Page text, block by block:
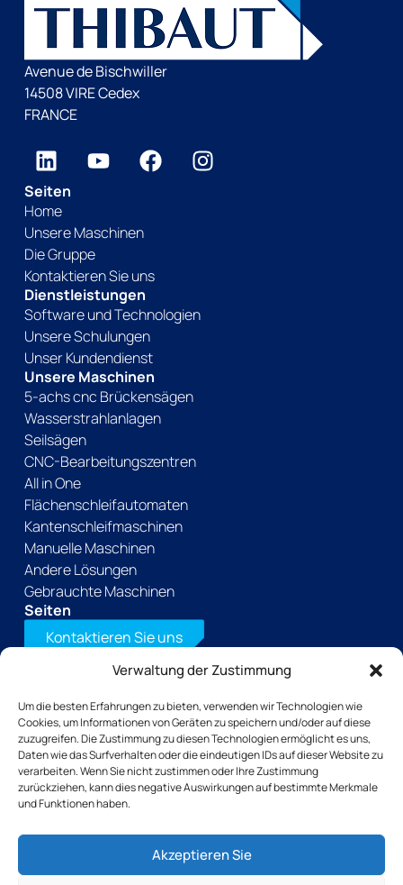
Verwaltung der Zustimmung
Um die besten Erfahrungen zu bieten, verwenden wir Technologien wie
Cookies, um Informationen von Geräten zu speichern und/oder auf diese
zuzugreifen. Die Zustimmung zu diesen Technologien ermöglicht es uns,
Daten wie das Surfverhalten oder die eindeutigen IDs auf dieser Website zu
verarbeiten. Wenn Sie nicht zustimmen oder Ihre Zustimmung
zurückziehen, kann dies negative Auswirkungen auf bestimmte Merkmale
und Funktionen haben.
Akzeptieren Sie
Avenue de Bischwiller
14508 VIRE Cedex
FRANCE
Seiten
Home
Unsere Maschinen
Die Gruppe
Kontaktieren Sie uns
Dienstleistungen
Software und Technologien
Unsere Schulungen
Unser Kundendienst
Unsere Maschinen
5-achs cnc Brückensägen
Wasserstrahlanlagen
Seilsägen
CNC-Bearbeitungszentren
All in One
Flächenschleifautomaten
Kantenschleifmaschinen
Manuelle Maschinen
Andere Lösungen
Gebrauchte Maschinen
Seiten
Kontaktieren Sie uns
Laden Sie unsere Broschüre herunter
+33(0)2 31 66 68 00
Tochtergesellschaften
TSB outillage
Thibaut Recrutement
Thibaut Service by Calas
Rechtliche Hinweise